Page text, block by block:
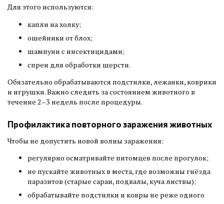
Для этого используются:
капли на холку;
ошейники от блох;
шампуни с инсектицидами;
спреи для обработки шерсти.
Обязательно обрабатываются подстилки, лежанки, коврики
и игрушки. Важно следить за состоянием животного в
течение 2–3 недель после процедуры.
Профилактика повторного заражения животных
Чтобы не допустить новой волны заражения:
регулярно осматривайте питомцев после прогулок;
не пускайте животных в места, где возможны гнёзда
паразитов (старые сараи, подвалы, куча листвы);
обрабатывайте подстилки и ковры не реже одного